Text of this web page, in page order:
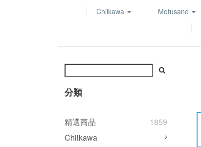
Chiikawa
Mofusand
分類
精選商品
1859
Chiikawa